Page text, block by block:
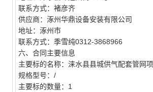
联系方式： 褚彦齐
供应商： 涿州华鼎设备安装有限公司
地址： 涿州市
联系方式： 季雪纯0312-3868966
六、合同主要信息
主要标的名称： 涞水县县城供气配套管网
规格型号： /
主要标的数量： 1